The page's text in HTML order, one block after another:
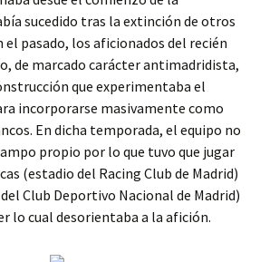
sucedido tras la extinción de otros
pasado, los aficionados del recién
de marcado carácter antimadridista,
que experimentaba el
incorporarse masivamente como
En dicha temporada, el equipo no
propio por lo que tuvo que jugar
(estadio del Racing Club de Madrid)
Club Deportivo Nacional de Madrid)
lo cual desorientaba a la afición.